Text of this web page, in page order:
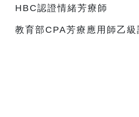
HBC認證情緒芳療師
教育部CPA芳療應用師乙